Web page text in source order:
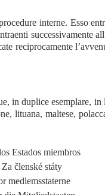
interne. Esso
successivamente
reciprocamente
in duplice esemplare, in
lituana, maltese,
Estados miembros
Za členské státy
medlemsstaterne